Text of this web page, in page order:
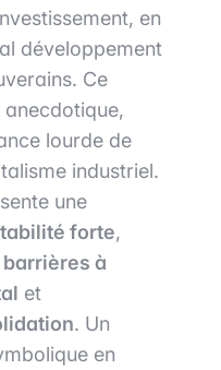
en
développement
Ce
lourde de
industriel.
une
forte,
barrières à
et
. Un
en